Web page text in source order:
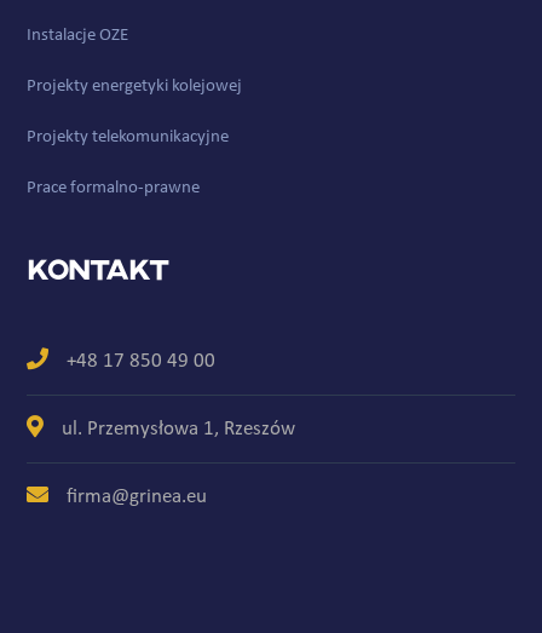
Instalacje OZE
Projekty energetyki kolejowej
Projekty telekomunikacyjne
Prace formalno-prawne
Kontakt
+48 17 850 49 00
ul. Przemysłowa 1, Rzeszów
firma@grinea.eu